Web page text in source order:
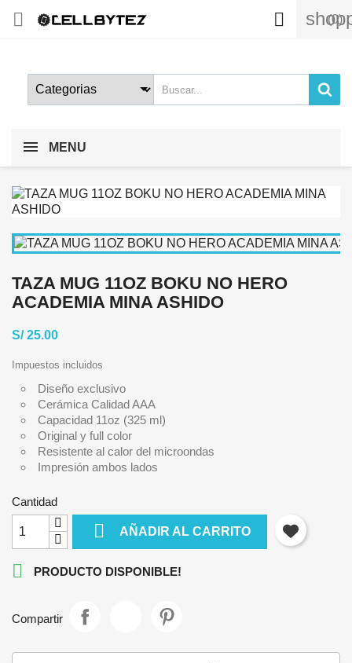
 (0)

MENU
TAZA MUG 11OZ BOKU NO HERO
ACADEMIA MINA ASHIDO
S/ 25.00
Impuestos incluidos
Diseño exclusivo
Cerámica Calidad AAA
Capacidad 11oz (325 ml)
Original y full color
Resistente al calor del microondas
Impresión ambos lados
Cantidad
 AÑADIR AL CARRITO
 PRODUCTO DISPONIBLE!
Compartir